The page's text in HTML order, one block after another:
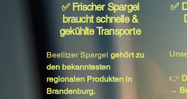
​✅ Frischer Spargel
braucht schnelle &
gekühlte Transporte
Beelitzer Spargel gehört zu
den bekanntesten
regionalen Produkten in
Brandenburg.
✅
👉
→